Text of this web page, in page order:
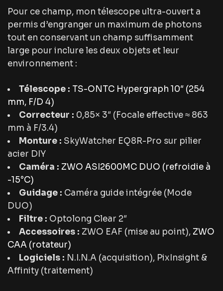
Pour ce champ, mon télescope ultra-ouvert a
permis d’engranger un maximum de photons
tout en conservant un champ suffisamment
large pour inclure les deux objets et leur
environnement :
Télescope : TS-ONTC Hypergraph 10″ (254
mm, F/D 4)
Correcteur : 0,85× 3″ (Focale effective ≈ 863
mm à F/3.4)
Monture : SkyWatcher EQ8R-Pro sur pilier
acier DIY
Caméra : ZWO ASI2600MC DUO (refroidie à
-15°C)
Guidage : Caméra guide intégrée (Mode
DUO)
Filtre : Optolong Clear 2″
Accessoires : ZWO EAF (mise au point), ZWO
CAA (rotateur)
Logiciels : N.I.N.A (acquisition), PixInsight &
Affinity (traitement)